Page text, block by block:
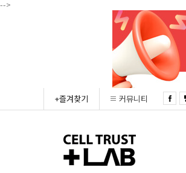
-->
+즐겨찾기 커뮤니티